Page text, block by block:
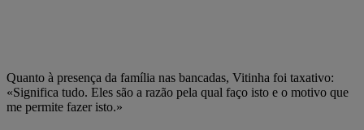
Quanto à presença da família nas bancadas, Vitinha foi taxativo:
«Significa tudo. Eles são a razão pela qual faço isto e o motivo que
me permite fazer isto.»